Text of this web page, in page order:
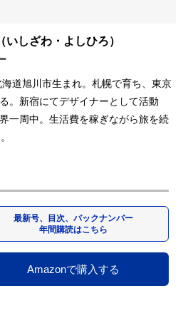
いしざわ・よしひろ）
道旭川市生まれ。札幌で育ち、東京
。新宿にてデザイナーとして活動
一周中。生活費を稼ぎながら旅を続
最新号、目次、バックナンバー
年間購読はこちら
Amazonで購入する